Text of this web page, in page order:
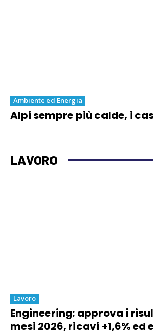
Ambiente ed Energia
Alpi sempre più calde, i
LAVORO
Lavoro
Engineering: approva i
mesi 2026, ricavi +1,6% ed